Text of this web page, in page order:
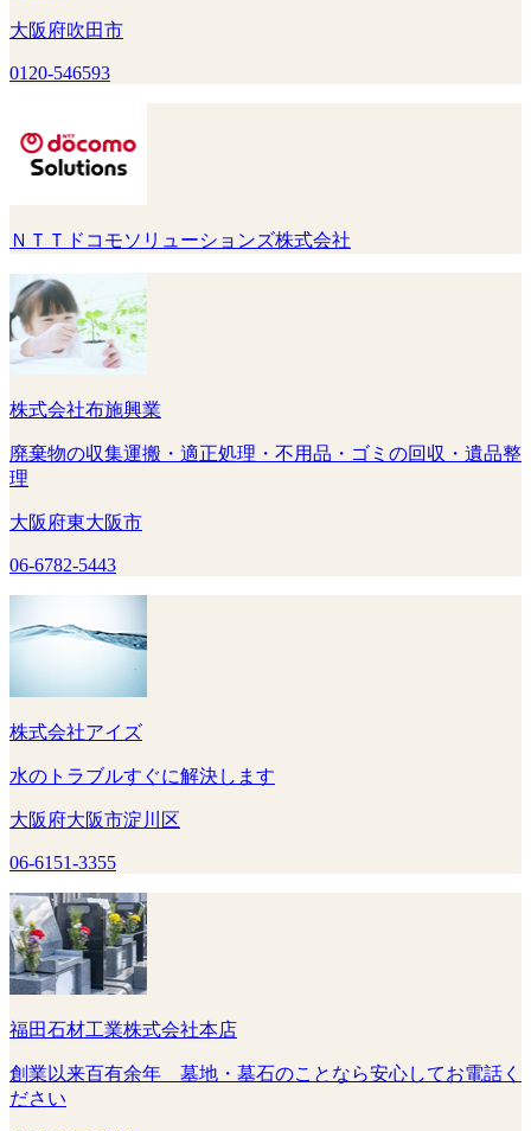
大阪府吹田市
0120-546593
ＮＴＴドコモソリューションズ株式会社
株式会社布施興業
廃棄物の収集運搬・適正処理・不用品・ゴミの回収・遺品整
理
大阪府東大阪市
06-6782-5443
株式会社アイズ
水のトラブルすぐに解決します
大阪府大阪市淀川区
06-6151-3355
福田石材工業株式会社本店
創業以来百有余年 墓地・墓石のことなら安心してお電話く
ださい